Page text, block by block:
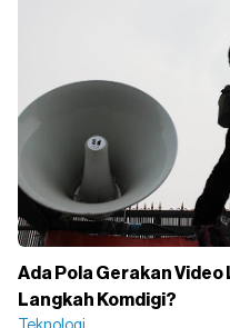
Ada Pola Gerakan Video
Langkah Komdigi?